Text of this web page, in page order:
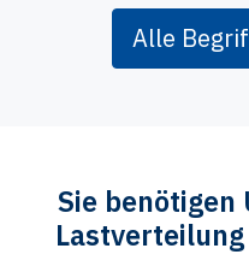
Alle
Sie